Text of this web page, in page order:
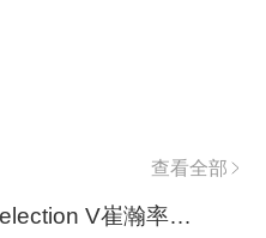
查看全部
【VERNON】Selection V崔瀚率推荐歌单